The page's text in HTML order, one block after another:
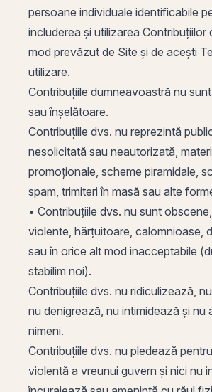
persoane individuale identificabile
includerea și utilizarea Contribuțiilor
mod prevăzut de Site și de acești
utilizare.
Contribuțiile dumneavoastră nu
sau înșelătoare.
Contribuțiile dvs. nu reprezintă
nesolicitată sau neautorizată,
promoționale, scheme piramidale,
spam, trimiteri în masă sau alte
• Contribuțiile dvs. nu sunt
violente, hărțuitoare, calomnioase,
sau în orice alt mod inacceptabile
stabilim noi).
Contribuțiile dvs. nu ridiculizează,
nu denigrează, nu intimidează și nu
nimeni.
Contribuțiile dvs. nu pledează
violentă a vreunui guvern și nici nu